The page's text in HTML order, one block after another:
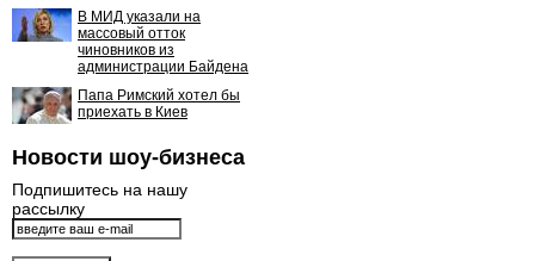
В МИД указали на
массовый отток
чиновников из
администрации Байдена
Папа Римский хотел бы
приехать в Киев
Новости шоу-бизнеса
Подпишитесь на нашу
рассылку